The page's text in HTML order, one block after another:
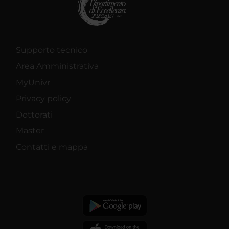
Supporto tecnico
Area Amministrativa
MyUnivr
Privacy policy
Dottorati
Master
Contatti e mappa